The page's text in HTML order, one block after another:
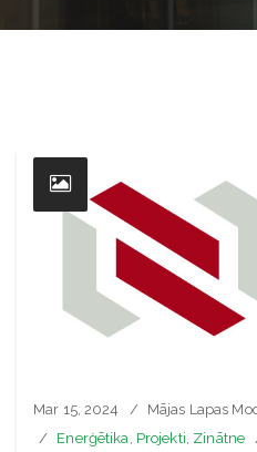
Mar 15, 2024
Mājas Lapas
Enerģētika Projekti Zinātne